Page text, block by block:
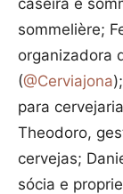
sommelière;
organizadora
(@Cerviajona
para
Theodoro,
cervejas;
sócia e